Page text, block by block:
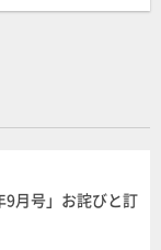
9月号」お詫びと訂